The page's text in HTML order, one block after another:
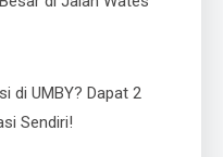
di UMBY? Dapat 2
Sendiri!